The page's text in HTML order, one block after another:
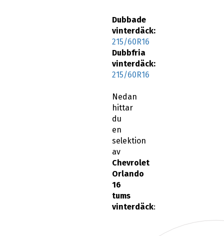
Dubbade
vinterdäck:
215/60R16
Dubbfria
vinterdäck:
215/60R16
Nedan
hittar
du
en
selektion
av
Chevrolet
Orlando
16
tums
vinterdäck: